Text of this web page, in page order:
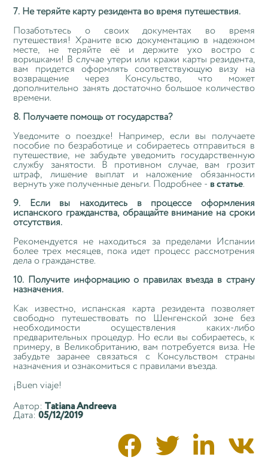
7. Не теряйте карту резидента во время путешествия.
Позаботьтесь о своих документах во время
путешествия! Храните всю документацию в надежном
месте, не теряйте её и держите ухо востро с
воришками! В случае утери или кражи карты резидента,
вам придется оформлять соответствующую визу на
возвращение через Консульство, что может
дополнительно занять достаточно большое количество
времени.
8. Получаете помощь от государства?
Уведомите о поездке! Например, если вы получаете
пособие по безработице и собираетесь отправиться в
путешествие, не забудьте уведомить государственную
службу занятости. В противном случае, вам грозит
штраф, лишение выплат и наложение обязанности
вернуть уже полученные деньги. Подробнее - в статье.
9. Если вы находитесь в процессе оформления
испанского гражданства, обращайте внимание на сроки
отсутствия.
Рекомендуется не находиться за пределами Испании
более трех месяцев, пока идет процесс рассмотрения
дела о гражданстве.
10. Получите информацию о правилах въезда в страну
назначения.
Как известно, испанская карта резидента позволяет
свободно путешествовать по Шенгенской зоне без
необходимости осуществления каких-либо
предварительных процедур. Но если вы собираетесь, к
примеру, в Великобританию, вам потребуется виза. Не
забудьте заранее связаться с Консульством страны
назначения и ознакомиться с правилами въезда.
¡Buen viaje!
Автор:Tatiana Andreeva
Дата:05/12/2019
   